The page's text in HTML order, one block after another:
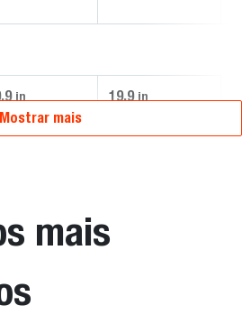
in 19.9 in
Mostrar mais
mais